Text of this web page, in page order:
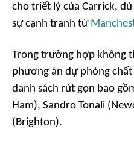
cho triết lý của Carrick,
sự cạnh tranh từ
Trong trường hợp không
phương án dự phòng
danh sách rút gọn bao
Ham), Sandro Tonali
(Brighton).